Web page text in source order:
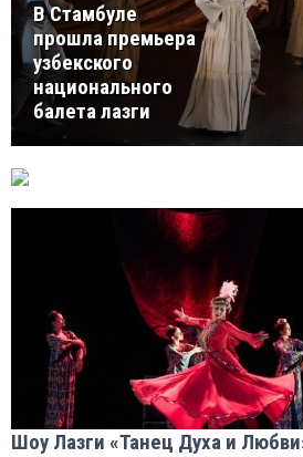
В Стамбуле
прошла премьера
узбекского
национального
балета лазги
Шоу Лазги «Танец Духа и